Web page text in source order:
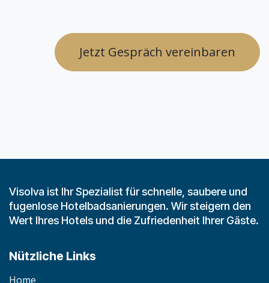
Jetzt Gespräch vereinbaren
Visolva ist Ihr Spezialist für schnelle, saubere und
fugenlose Hotelbadsanierungen. Wir steigern den
Wert Ihres Hotels und die Zufriedenheit Ihrer Gäste.
Nützliche Links
H​​o​m​​e